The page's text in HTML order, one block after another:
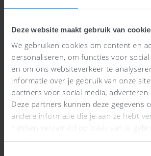
Deze website maakt gebruik van
We gebruiken cookies om content en
personaliseren, om functies voor
en om ons websiteverkeer te
informatie over je gebruik van onze
partners voor social media, adverteren
Deze partners kunnen deze gegevens
andere informatie die je aan ze hebt
hebben verzameld op basis van je
services.
Lees meer uit